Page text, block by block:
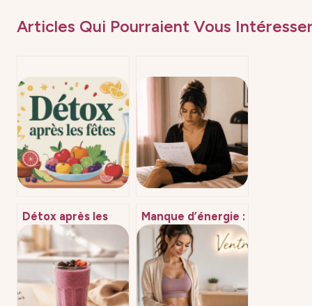
Articles Qui Pourraient Vous
Détox après les
fêtes : méthodes
efficaces et
erreurs à éviter
Manque d’énergie :
5 causes cachées
et la méthode
pour évaluer votre
fatigue